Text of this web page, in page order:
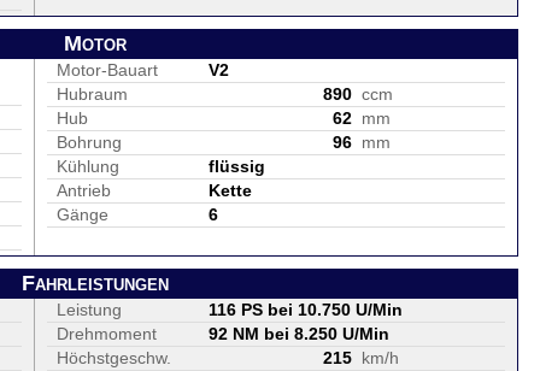
Motor
Motor-Bauart
V2
Hubraum
890 ccm
Hub
62 mm
Bohrung
96 mm
Kühlung
flüssig
Antrieb
Kette
Gänge
6
Fahrleistungen
Leistung
116 PS bei 10.750 U/Min
Drehmoment
92 NM bei 8.250 U/Min
Höchstgeschw.
215 km/h